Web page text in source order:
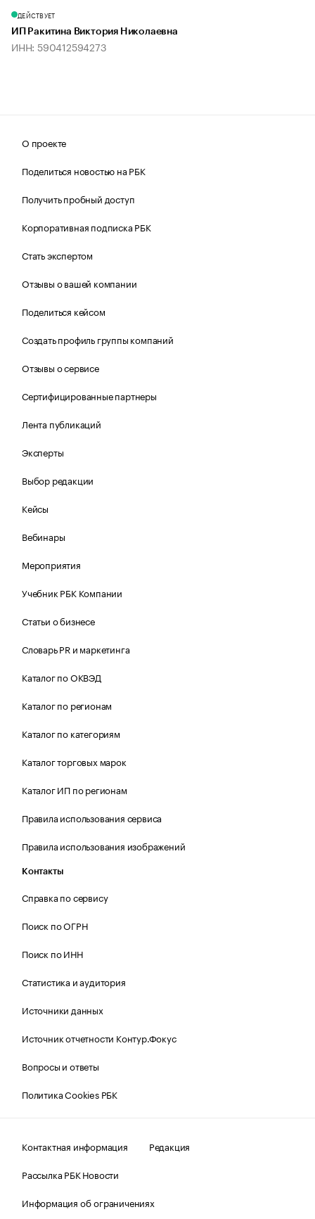
ДЕЙСТВУЕТ
ИП Ракитина Виктория Николаевна
ИНН: 590412594273
О проекте
Поделиться новостью на РБК
Получить пробный доступ
Корпоративная подписка РБК
Стать экспертом
Отзывы о вашей компании
Поделиться кейсом
Создать профиль группы компаний
Отзывы о сервисе
Сертифицированные партнеры
Лента публикаций
Эксперты
Выбор редакции
Кейсы
Вебинары
Мероприятия
Учебник РБК Компании
Статьи о бизнесе
Словарь PR и маркетинга
Каталог по ОКВЭД
Каталог по регионам
Каталог по категориям
Каталог торговых марок
Каталог ИП по регионам
Правила использования сервиса
Правила использования изображений
Контакты
Справка по сервису
Поиск по ОГРН
Поиск по ИНН
Статистика и аудитория
Источники данных
Источник отчетности Контур.Фокус
Вопросы и ответы
Политика Cookies РБК
Контактная информация
Редакция
Рассылка РБК Новости
Информация об ограничениях